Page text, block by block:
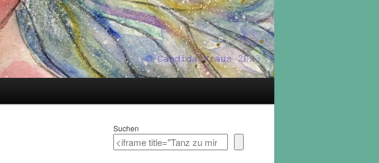
Suchen